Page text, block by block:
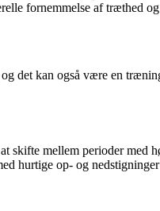
fornemmelse af træthed
det kan også være en
skifte mellem perioder
hurtige op- og